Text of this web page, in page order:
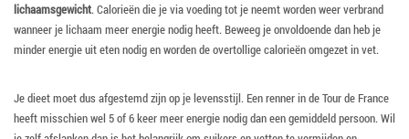
lichaamsgewicht. Calorieën die je via voeding tot je neemt worden weer verbrand
wanneer je lichaam meer energie nodig heeft. Beweeg je onvoldoende dan heb je
minder energie uit eten nodig en worden de overtollige calorieën omgezet in vet.
Je dieet moet dus afgestemd zijn op je levensstijl. Een renner in de Tour de France
heeft misschien wel 5 of 6 keer meer energie nodig dan een gemiddeld persoon. Wil